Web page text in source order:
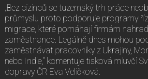
„Bez cizinců se tuzemský trh práce
průmyslu proto podporuje programy
migrace, které pomáhají firmám
zaměstnance. Legálně dnes mohou
zaměstnávat pracovníky z Ukrajiny,
nebo Indie,“ komentuje tisková mluvčí
dopravy ČR Eva Veličková.